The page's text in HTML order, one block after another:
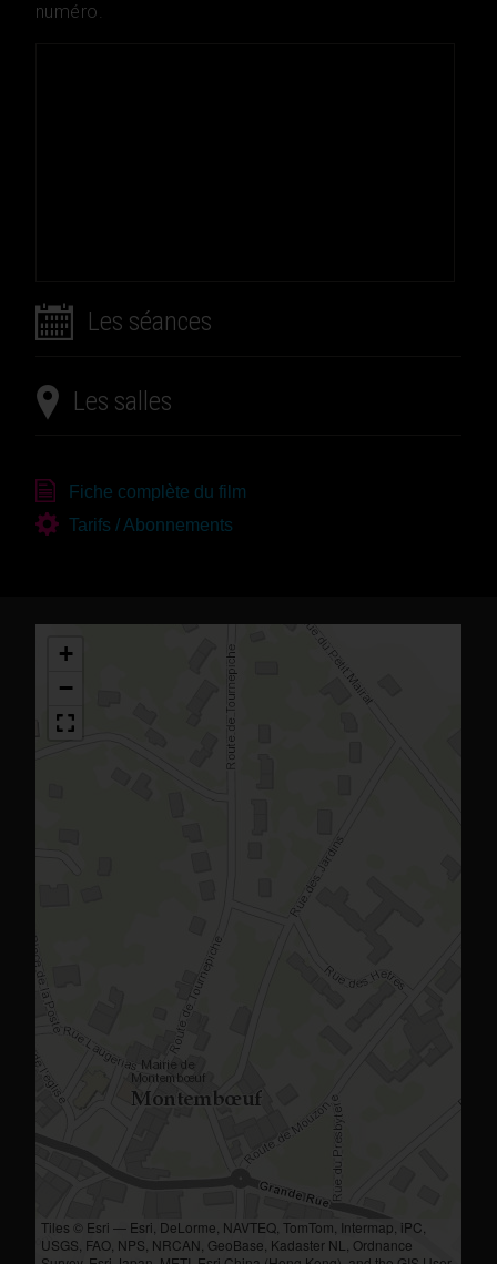
numéro.
Les séances
Les salles
Fiche complète du film
Tarifs / Abonnements
+
−
Tiles © Esri — Esri, DeLorme, NAVTEQ, TomTom, Intermap, iPC,
USGS, FAO, NPS, NRCAN, GeoBase, Kadaster NL, Ordnance